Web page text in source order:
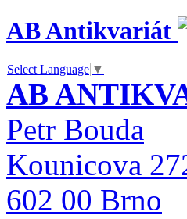
AB Antikvariát
Select Language ▼
AB
Petr Bouda
Kounicova
602 00 Brno